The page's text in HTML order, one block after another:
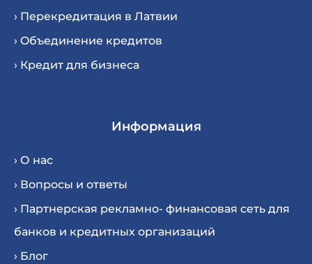
› Перекредитация в Латвии
› Oбъединение кредитов
› Кредит для бизнеса
Информация
› О нас
› Вопросы и ответы
› Партнерская рекламно- финансовая сеть для
банков и кредитных организаций
› Блог